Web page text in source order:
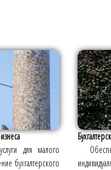
для малого
бухгалтерского